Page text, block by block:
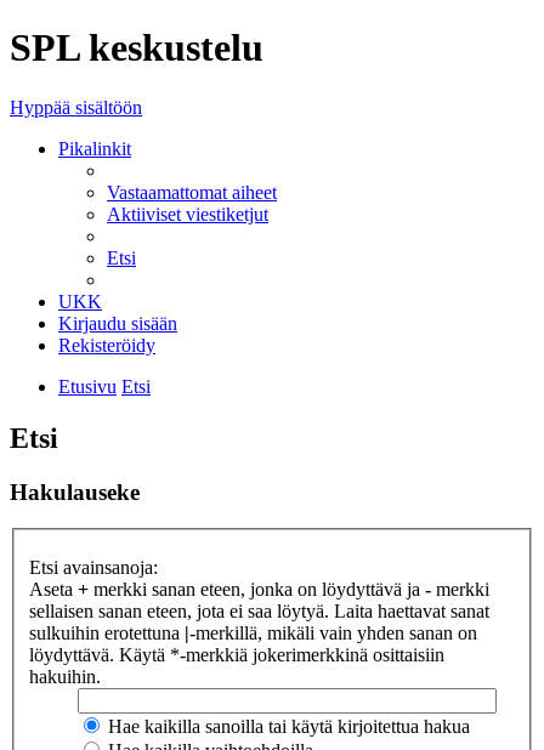
SPL keskustelu
Hyppää sisältöön
Pikalinkit
Vastaamattomat aiheet
Aktiiviset viestiketjut
Etsi
UKK
Kirjaudu sisään
Rekisteröidy
Etusivu Etsi
Etsi
Hakulauseke
Etsi avainsanoja:
Aseta + merkki sanan eteen, jonka on löydyttävä ja - merkki
sellaisen sanan eteen, jota ei saa löytyä. Laita haettavat sanat
sulkuihin erotettuna |-merkillä, mikäli vain yhden sanan on
löydyttävä. Käytä *-merkkiä jokerimerkkinä osittaisiin
hakuihin.
Hae kaikilla sanoilla tai käytä kirjoitettua hakua